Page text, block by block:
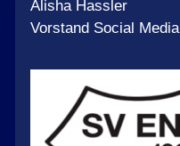
Alisha Hassler
Vorstand Social Media